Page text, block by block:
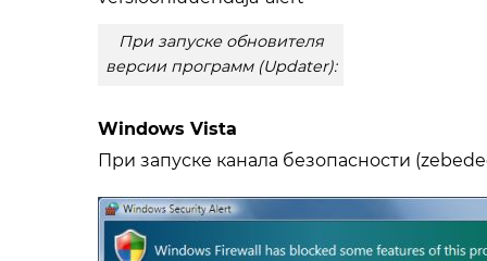
При запуске обновителя
версии программ (Updater):
Windows Vista
При запуске канала безопасности